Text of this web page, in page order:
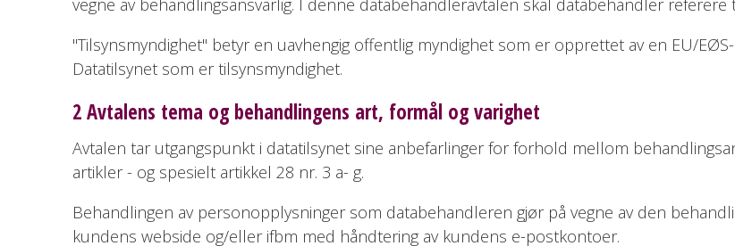
"Tilsynsmyndighet" betyr en uavhengig offentlig myndighet som er opprettet av en EU/
Datatilsynet som er tilsynsmyndighet.
2 Avtalens tema og behandlingens art, formål og varighet
Avtalen tar utgangspunkt i datatilsynet sine anbefarlinger for forhold mellom
artikler - og spesielt artikkel 28 nr. 3 a- g.
Behandlingen av personopplysninger som databehandleren gjør på vegne av den
kundens webside og/eller ifbm med håndtering av kundens e-postkontoer.